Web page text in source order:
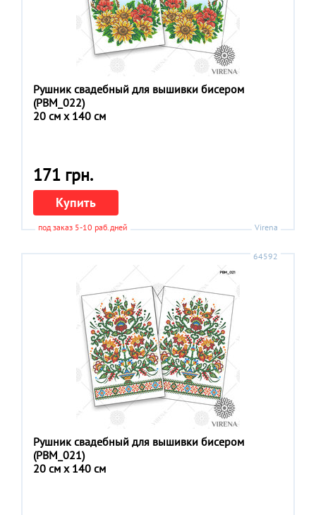
Рушник свадебный для вышивки бисером
(РВМ_022)
20 см x 140 см
171 грн.
Купить
под заказ 5-10 раб.дней Virena
64592
Рушник свадебный для вышивки бисером
(РВМ_021)
20 см x 140 см